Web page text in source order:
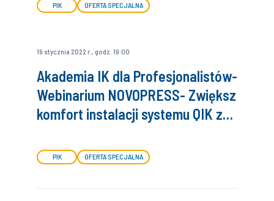
PIK OFERTA SPECJALNA
19 stycznia 2022 r., godz. 19:00
Akademia IK dla Profesjonalistów-
Webinarium NOVOPRESS- Zwiększ
komfort instalacji systemu QIK z
PIK OFERTA SPECJALNA